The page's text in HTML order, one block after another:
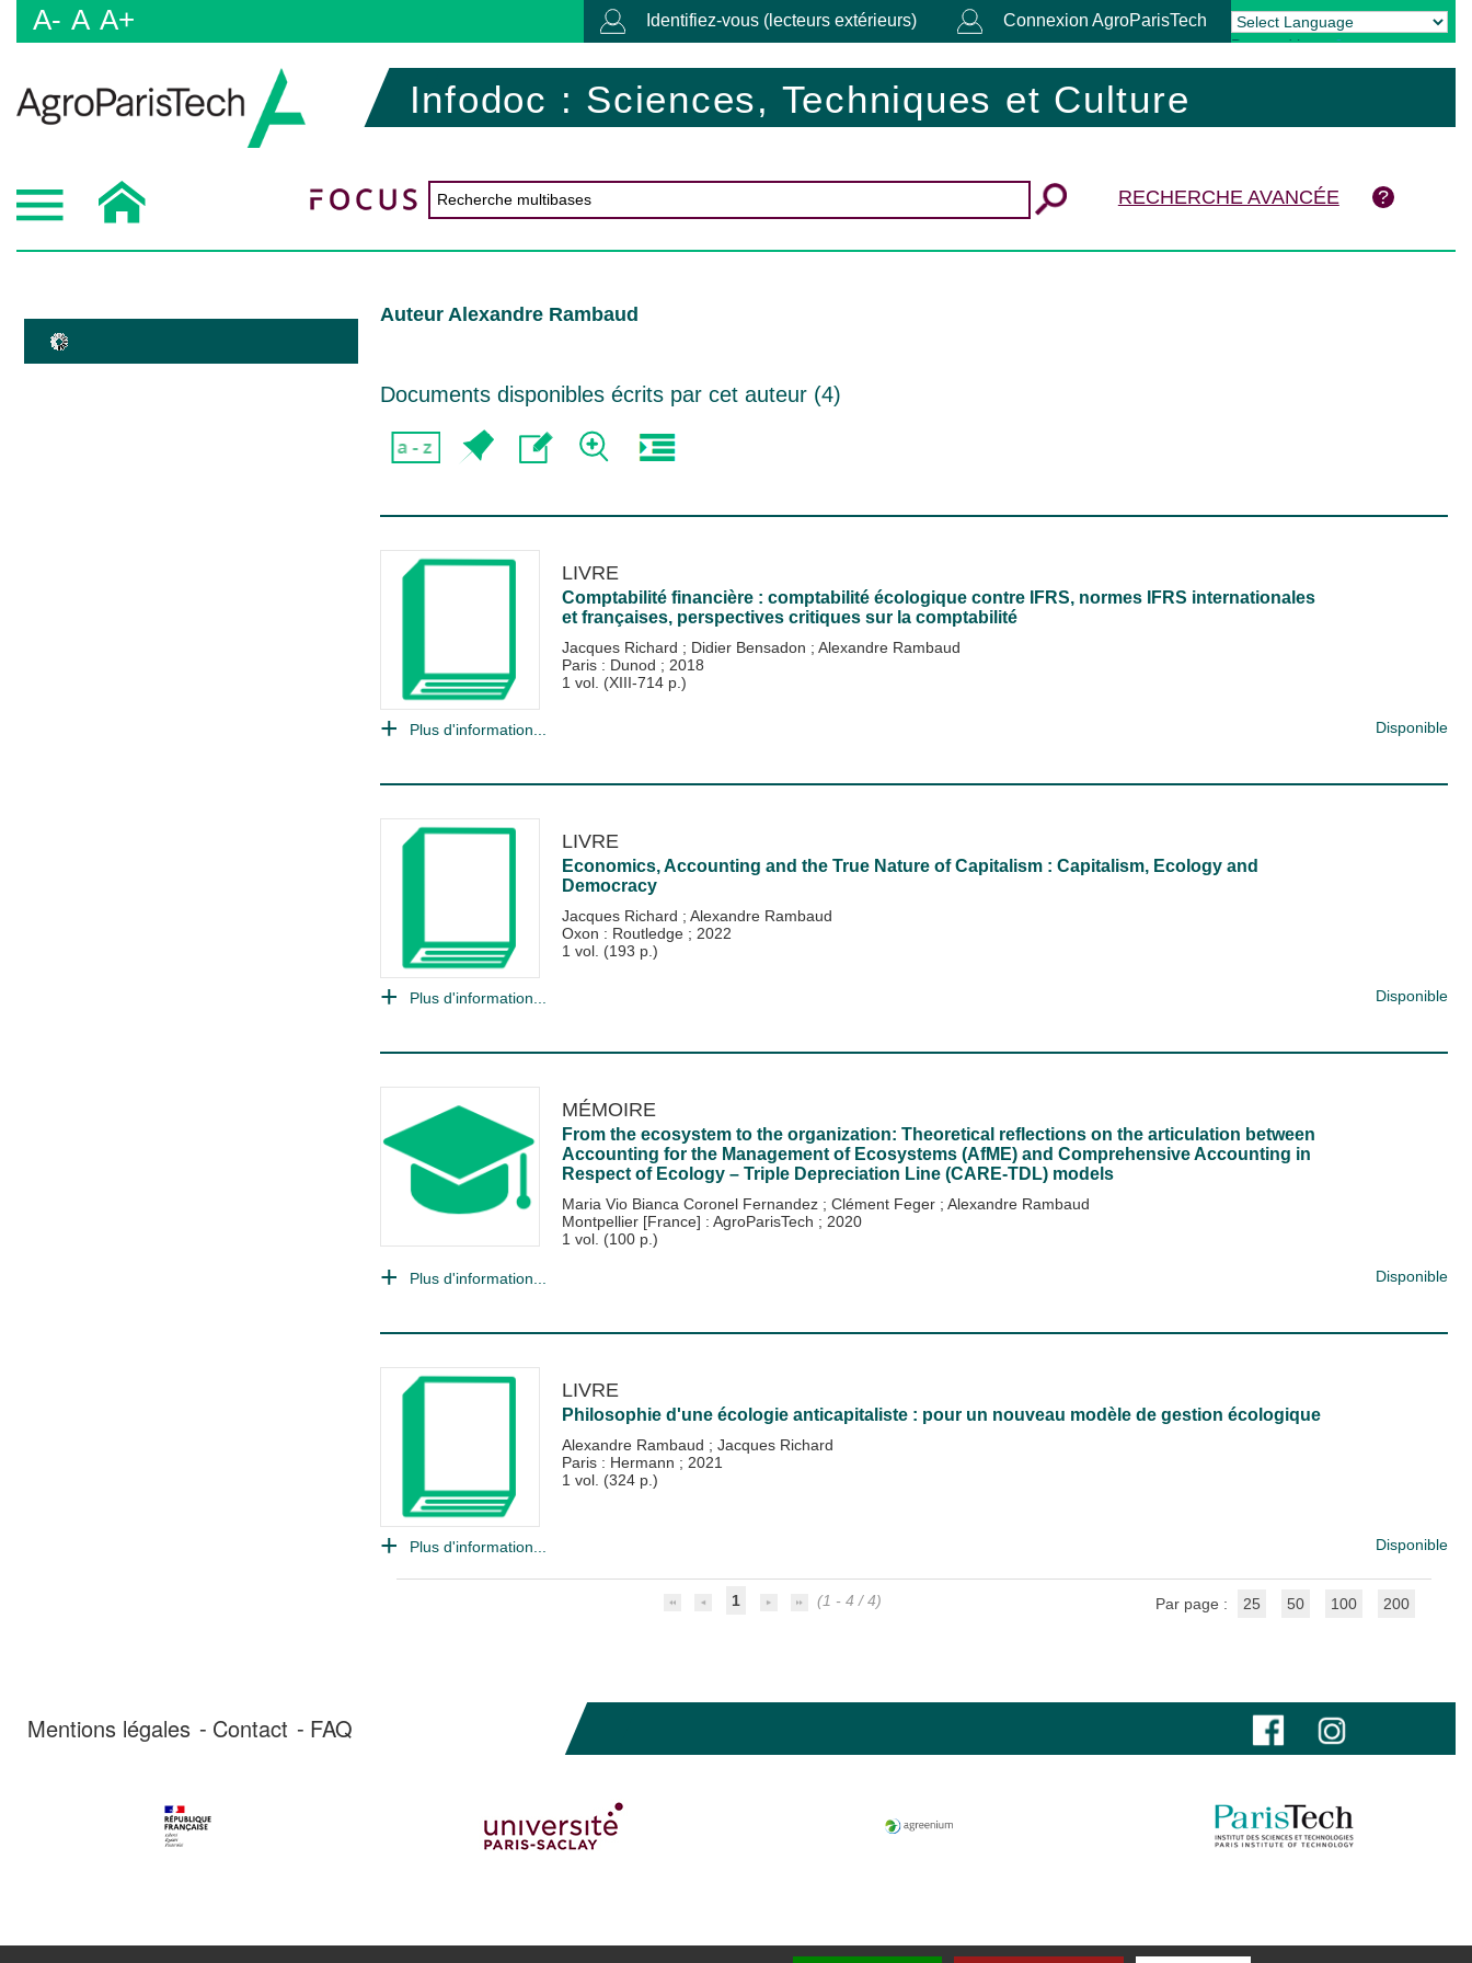
A- A A+ Identifiez-vous (lecteurs extérieurs) Connexion AgroParisTech
Powered by Translate
Infodoc : Sciences, Techniques et Culture
RECHERCHE AVANCÉE
Auteur Alexandre Rambaud
Documents disponibles écrits par cet auteur (4)
LIVRE
Comptabilité financière : comptabilité écologique contre IFRS, normes IFRS internationales
et françaises, perspectives critiques sur la comptabilité
Jacques Richard ; Didier Bensadon ; Alexandre Rambaud
Paris : Dunod ; 2018
1 vol. (XIII-714 p.)
Plus d'information... Disponible
LIVRE
Economics, Accounting and the True Nature of Capitalism : Capitalism, Ecology and
Democracy
Jacques Richard ; Alexandre Rambaud
Oxon : Routledge ; 2022
1 vol. (193 p.)
Plus d'information... Disponible
MÉMOIRE
From the ecosystem to the organization: Theoretical reflections on the articulation between
Accounting for the Management of Ecosystems (AfME) and Comprehensive Accounting in
Respect of Ecology – Triple Depreciation Line (CARE-TDL) models
Maria Vio Bianca Coronel Fernandez ; Clément Feger ; Alexandre Rambaud
Montpellier [France] : AgroParisTech ; 2020
1 vol. (100 p.)
Plus d'information... Disponible
LIVRE
Philosophie d'une écologie anticapitaliste : pour un nouveau modèle de gestion écologique
Alexandre Rambaud ; Jacques Richard
Paris : Hermann ; 2021
1 vol. (324 p.)
Plus d'information... Disponible
1 (1 - 4 / 4) Par page : 25 50 100 200
Mentions légales Contact FAQ